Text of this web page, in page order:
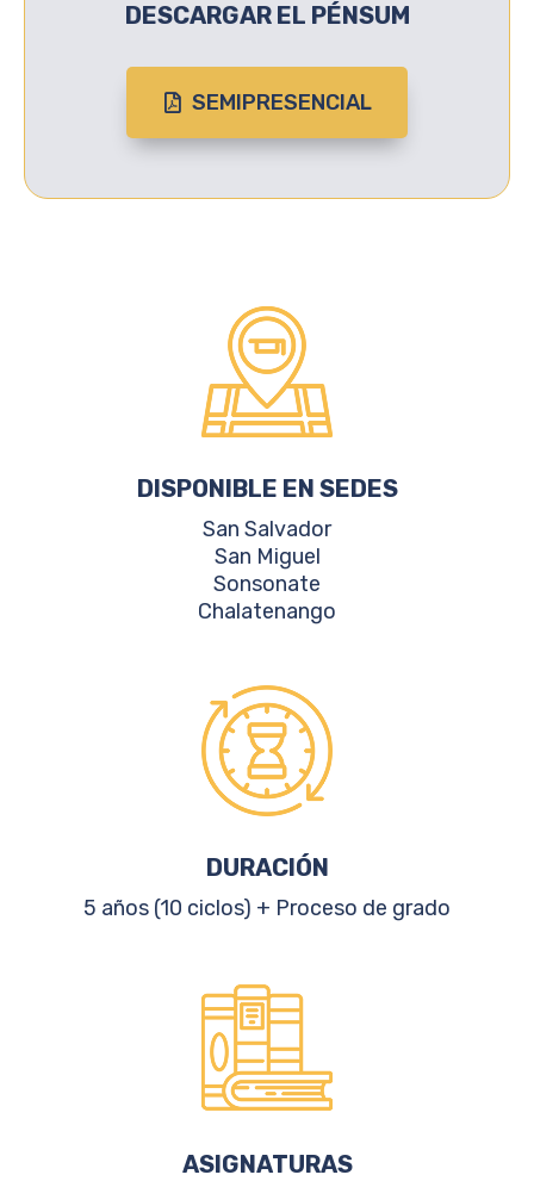
DESCARGAR EL PÉNSUM
SEMIPRESENCIAL
DISPONIBLE EN SEDES
San Salvador
San Miguel
Sonsonate
Chalatenango
DURACIÓN
5 años (10 ciclos) + Proceso de grado
ASIGNATURAS